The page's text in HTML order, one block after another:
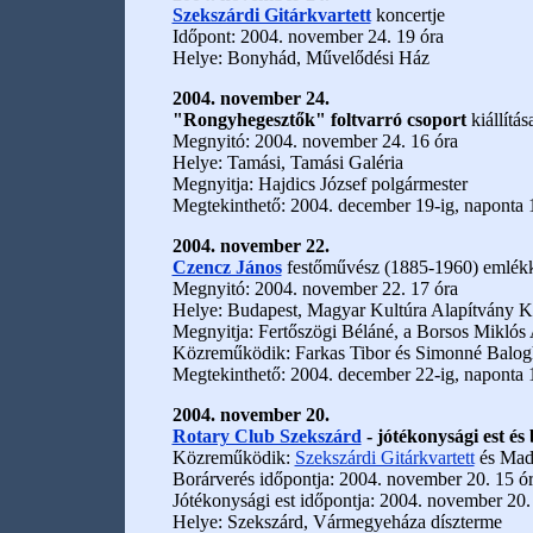
Szekszárdi Gitárkvartettkoncertje
Időpont: 2004. november 24. 19 óra
Helye: Bonyhád, Művelődési Ház
2004. november 24.
"Rongyhegesztők" foltvarró csoport
Megnyitó: 2004. november 24. 16 óra
Helye: Tamási, Tamási Galéria
Megnyitja: Hajdics József polgármester
Megtekinthető: 2004. december 19-ig, naponta
2004. november 22.
Czencz Jánosfestőművész (1885-1960)
Megnyitó: 2004. november 22. 17 óra
Helye: Budapest, Magyar Kultúra Alapítvány
Megnyitja: Fertőszögi Béláné, a Borsos
Közreműködik: Farkas Tibor és Simonné
Megtekinthető: 2004. december 22-ig, naponta
2004. november 20.
Rotary Club Szekszárd - jótékonysági est és
Közreműködik: Szekszárdi Gitárkvartettés
Borárverés időpontja: 2004. november 20. 15
Jótékonysági est időpontja: 2004. november
Helye: Szekszárd, Vármegyeháza díszterme